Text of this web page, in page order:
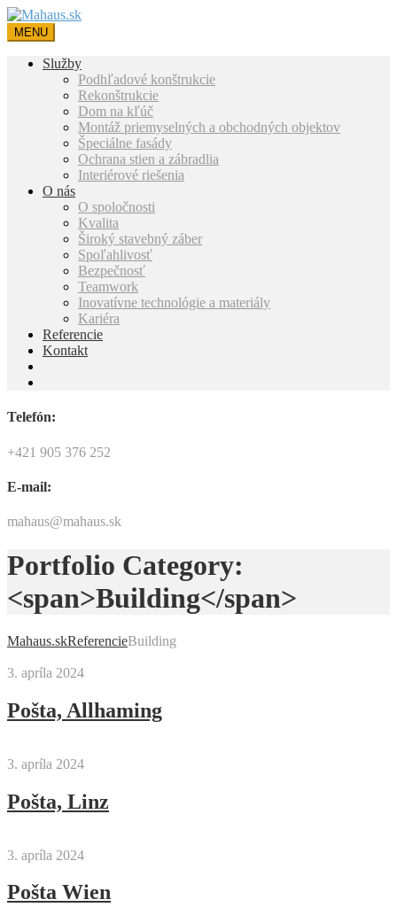
MENU
Služby
Podhľadové konštrukcie
Rekonštrukcie
Dom na kľúč
Montáž priemyselných a obchodných objektov
Špeciálne fasády
Ochrana stien a zábradlia
Interiérové riešenia
O nás
O spoločnosti
Kvalita
Široký stavebný záber
Spoľahlivosť
Bezpečnosť
Teamwork
Inovatívne technológie a materiály
Kariéra
Referencie
Kontakt
Telefón:
+421 905 376 252
E-mail:
mahaus@mahaus.sk
Portfolio Category:
<span>Building</span>
Mahaus.skReferencieBuilding
3. apríla 2024
Pošta, Allhaming
3. apríla 2024
Pošta, Linz
3. apríla 2024
Pošta Wien